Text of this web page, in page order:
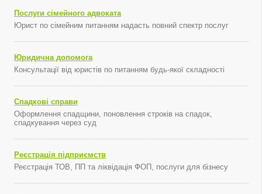
Послуги сімейного адвоката
Юрист по сімейним питанням надасть повний спектр послуг
Юридична допомога
Консультації від юристів по питанням будь-якої складності
Спадкові справи
Оформлення спадщини, поновлення строків на спадок,
спадкування через суд
Реєстрація підприємств
Реєстрація ТОВ, ПП та ліквідація ФОП, послуги для бізнесу